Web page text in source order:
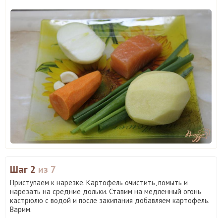
Шаг 2 из 7
Приступаем к нарезке. Картофель очистить, помыть и
нарезать на средние дольки. Ставим на медленный огонь
кастрюлю с водой и после закипания добавляем картофель.
Варим.